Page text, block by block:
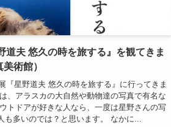
道夫 悠久の時を旅する』を観てきま
術館）
『星野道夫 悠久の時を旅する』に行ってきま
、アラスカの大自然や動物達の写真で有名な
トドアが好きな人なら、一度は星野さんの写
も多いのでは？と思います。 なかに...